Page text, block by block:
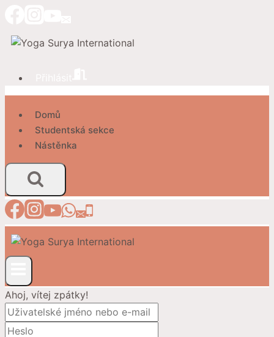
obsah
Domů
Studentská sekce
Nástěnka
Ahoj, vítej zpátky!